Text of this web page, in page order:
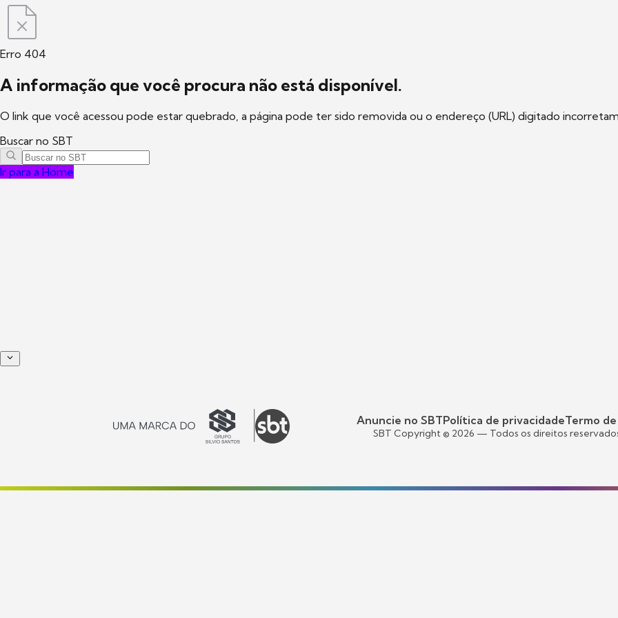
Erro 404
A informação que você procura não está disponível.
O link que você acessou pode estar quebrado, a página pode ter sido removida ou o endereço (URL) digitado
Buscar no SBT
Ir para a Home
Anuncie no SBTPolítica de privacidadeTermo de
SBT Copyright © 2026 — Todos os direitos